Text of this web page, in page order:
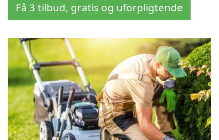
Få 3 tilbud, gratis og uforpligtende